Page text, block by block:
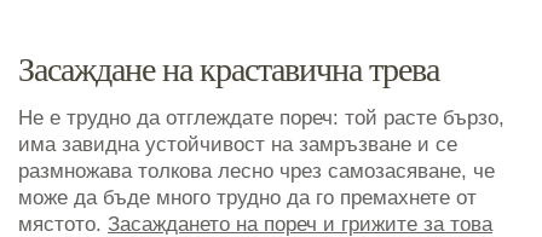
Засаждане на краставична трева
Не е трудно да отглеждате пореч: той расте бързо,
има завидна устойчивост на замръзване и се
размножава толкова лесно чрез самозасяване, че
може да бъде много трудно да го премахнете от
мястото. Засаждането на пореч и грижите за това